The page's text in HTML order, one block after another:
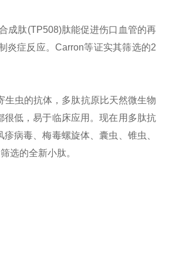
成肽(TP508)肽能促进伤口血管的再
炎症反应。Carron等证实其筛选的2
虫的抗体，多肽抗原比天然微生物
低，易于临床应用。现在用多肽抗
病毒、梅毒螺旋体、囊虫、锥虫、
选的全新小肽。